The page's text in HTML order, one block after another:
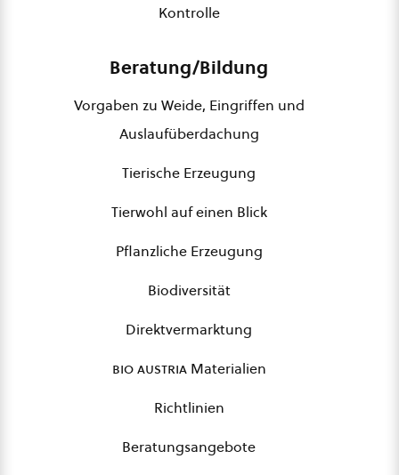
Kontrolle
Beratung/Bildung
Vorgaben zu Weide, Eingriffen und
Auslaufüberdachung
Tierische Erzeugung
Tierwohl auf einen Blick
Pflanzliche Erzeugung
Biodiversität
Direktvermarktung
bio austriaMaterialien
Richtlinien
Beratungsangebote